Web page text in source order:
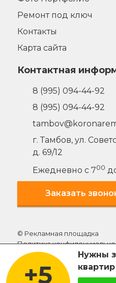
+5
Нужны
Ремонт под ключ
Контакты
Карта сайта
Контактная
8 (995) 094-44-92
8 (995) 094-44-92
г. Тамбов, ул.
д. 69/12
Ежедневно с 700
Заказать
© Рекламная площадка
Политика
Внимание:
Использование
согласия администрации